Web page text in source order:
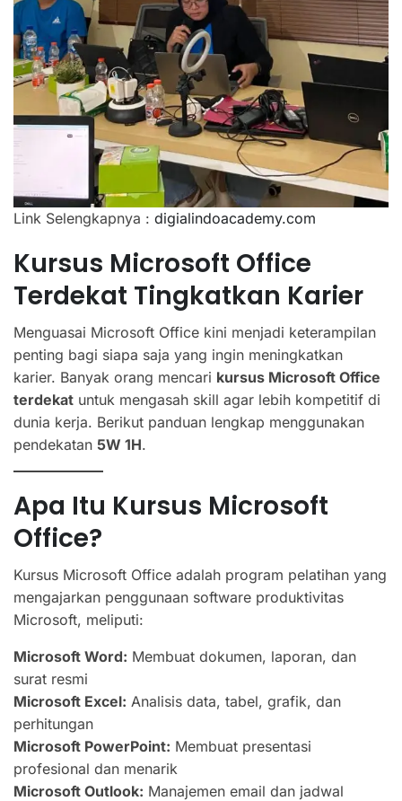
Link Selengkapnya : digialindoacademy.com
Kursus Microsoft Office
Terdekat Tingkatkan Karier
Menguasai Microsoft Office kini menjadi keterampilan
penting bagi siapa saja yang ingin meningkatkan
karier. Banyak orang mencari kursus Microsoft Office
terdekat untuk mengasah skill agar lebih kompetitif di
dunia kerja. Berikut panduan lengkap menggunakan
pendekatan 5W 1H.
Apa Itu Kursus Microsoft
Office?
Kursus Microsoft Office adalah program pelatihan yang
mengajarkan penggunaan software produktivitas
Microsoft, meliputi:
Microsoft Word: Membuat dokumen, laporan, dan
surat resmi
Microsoft Excel: Analisis data, tabel, grafik, dan
perhitungan
Microsoft PowerPoint: Membuat presentasi
profesional dan menarik
Microsoft Outlook: Manajemen email dan jadwal